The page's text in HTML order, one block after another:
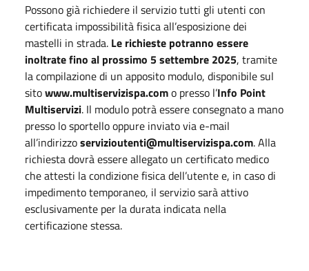
Possono già richiedere il servizio tutti gli utenti con
certificata impossibilità fisica all’esposizione dei
mastelli in strada. Le richieste potranno essere
inoltrate fino al prossimo 5 settembre 2025, tramite
la compilazione di un apposito modulo, disponibile sul
sitowww.multiservizispa.como presso l’Info Point
Multiservizi. Il modulo potrà essere consegnato a mano
presso lo sportello oppure inviato via e-mail
all’indirizzoservizioutenti@multiservizispa.com. Alla
richiesta dovrà essere allegato un certificato medico
che attesti la condizione fisica dell’utente e, in caso di
impedimento temporaneo, il servizio sarà attivo
esclusivamente per la durata indicata nella
certificazione stessa.